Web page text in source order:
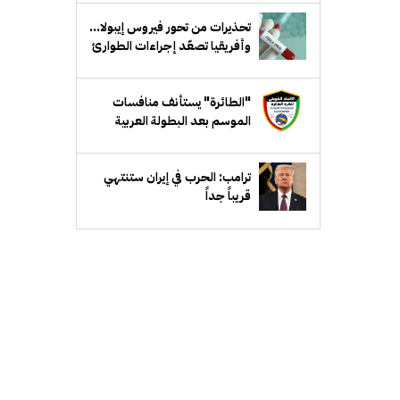
تحذيرات من تحور فيروس إيبولا...
وأفريقيا تصعّد إجراءات الطوارئ
"الطائرة" يستأنف منافسات
الموسم بعد البطولة العربية
ترامب: الحرب في إيران ستنتهي
قريباً جداً